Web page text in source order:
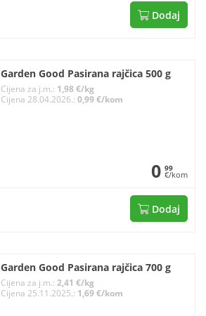
Dodaj
Garden Good Pasirana rajčica 500 g
Cijena za j.m.: 1,98 €/kg
Cijena 28.04.2026.: 0,99 €/kom
0 99
€/kom
Dodaj
Garden Good Pasirana rajčica 700 g
Cijena za j.m.: 2,41 €/kg
Cijena 25.11.2025.: 1,69 €/kom